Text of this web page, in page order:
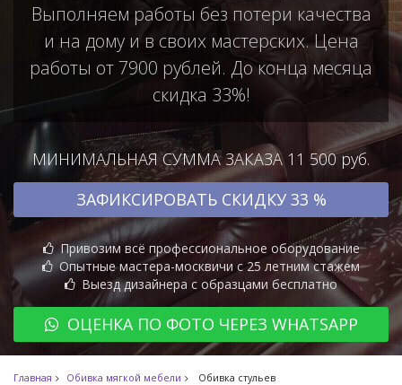
Выполняем работы без потери качества
и на дому и в своих мастерских. Цена
работы от 7900 рублей. До конца месяца
скидка 33%!
МИНИМАЛЬНАЯ СУММА ЗАКАЗА 11 500 руб.
ЗАФИКСИРОВАТЬ СКИДКУ 33 %
Привозим всё профессиональное оборудование
Опытные мастера-москвичи с 25 летним стажем
Выезд дизайнера с образцами бесплатно
ОЦЕНКА ПО ФОТО ЧЕРЕЗ WHATSAPP
Главная Обивка мягкой мебели Обивка стульев